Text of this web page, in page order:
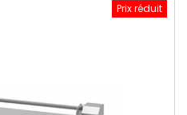
Prix réduit